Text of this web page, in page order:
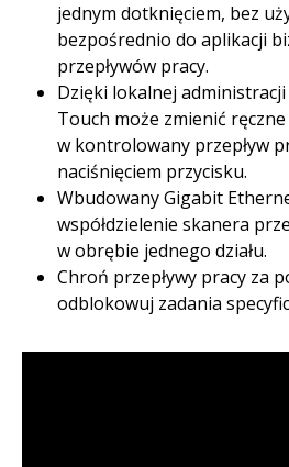
jednym dotknięciem, bez
bezpośrednio do aplikacji
przepływów pracy.​
Dzięki lokalnej
Touch może zmienić
w kontrolowany przepływ
naciśnięciem przycisku.​
Wbudowany Gigabit
współdzielenie skanera
w obrębie jednego działu. ​
Chroń przepływy pracy za
odblokowuj zadania